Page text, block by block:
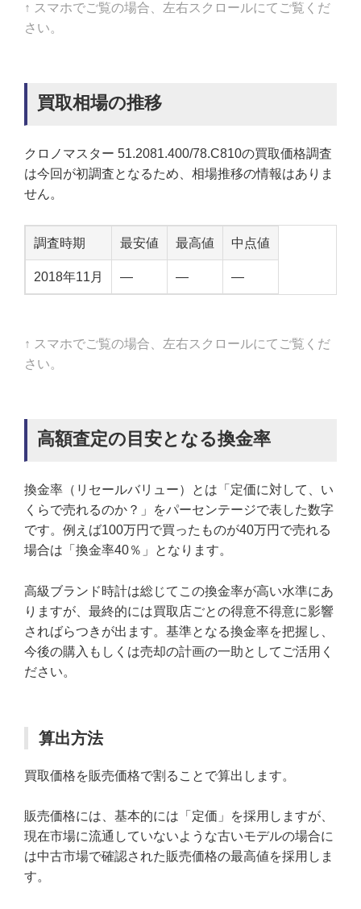
↑ スマホでご覧の場合、左右スクロールにてご覧くだ
さい。
買取相場の推移
クロノマスター 51.2081.400/78.C810の買取価格調査
は今回が初調査となるため、相場推移の情報はありま
せん。
調査時期 最安値 最高値 中点値
2018年11月 — — —
↑ スマホでご覧の場合、左右スクロールにてご覧くだ
さい。
高額査定の目安となる換金率
換金率（リセールバリュー）とは「定価に対して、い
くらで売れるのか？」をパーセンテージで表した数字
です。例えば100万円で買ったものが40万円で売れる
場合は「換金率40％」となります。
高級ブランド時計は総じてこの換金率が高い水準にあ
りますが、最終的には買取店ごとの得意不得意に影響
さればらつきが出ます。基準となる換金率を把握し、
今後の購入もしくは売却の計画の一助としてご活用く
ださい。
算出方法
買取価格を販売価格で割ることで算出します。
販売価格には、基本的には「定価」を採用しますが、
現在市場に流通していないような古いモデルの場合に
は中古市場で確認された販売価格の最高値を採用しま
す。